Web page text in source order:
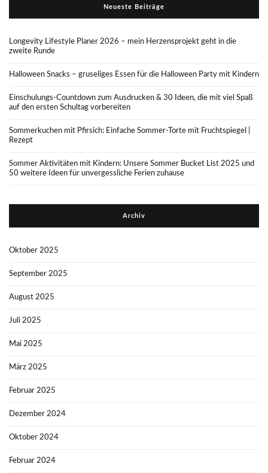
Neueste Beiträge
Longevity Lifestyle Planer 2026 – mein Herzensprojekt geht in die
zweite Runde
Halloween Snacks – gruseliges Essen für die Halloween Party mit Kindern
Einschulungs-Countdown zum Ausdrucken & 30 Ideen, die mit viel Spaß
auf den ersten Schultag vorbereiten
Sommerkuchen mit Pfirsich: Einfache Sommer-Torte mit Fruchtspiegel |
Rezept
Sommer Aktivitäten mit Kindern: Unsere Sommer Bucket List 2025 und
50 weitere Ideen für unvergessliche Ferien zuhause
Archiv
Oktober 2025
September 2025
August 2025
Juli 2025
Mai 2025
März 2025
Februar 2025
Dezember 2024
Oktober 2024
Februar 2024